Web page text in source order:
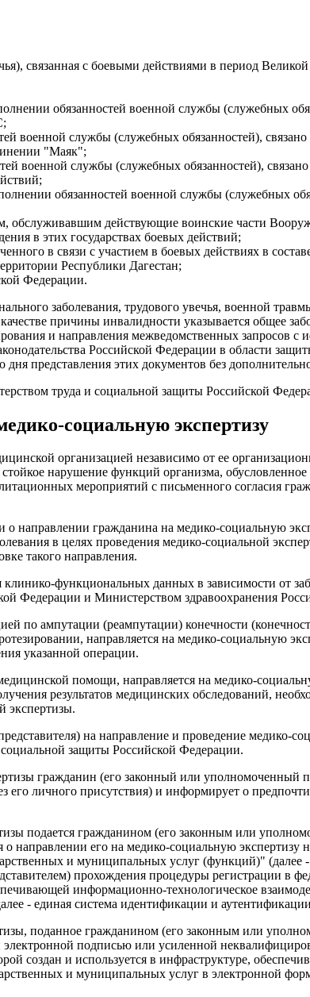
связанная с боевыми действиями в период
обязанностей военной службы (служебных
военной службы (служебных обязанностей),
"Маяк";
военной службы (служебных обязанностей),
обязанностей военной службы (служебных
обслуживавшим действующие воинские части
в этих государствах боевых действий;
в связи с участием в боевых действиях в
Республики Дагестан;
Федерации.
заболевания, трудового увечья, военной
причины инвалидности указывается общее
и направления межведомственных запросов с
Российской Федерации в области
представления этих документов без
труда и социальной защиты Российской
социальную экспертизу
организацией независимо от ее
нарушение функций организма,
мероприятий с письменного согласия
направлении гражданина на медико-социальную
в целях проведения медико-социальной
такого направления.
функциональных данных в зависимости от
Федерации и Министерством здравоохранения
по ампутации (реампутации) конечности
направляется на медико-социальную
указанной операции.
помощи, направляется на медико-
результатов медицинских обследований,
экспертизы.
на направление и проведение медико-
защиты Российской Федерации.
гражданин (его законный или уполномоченный
личного присутствия) и информирует о
подается гражданином (его законным или
направлении его на медико-социальную
и муниципальных услуг (функций)" (далее
прохождения процедуры регистрации в
информационно-технологическое
- единая система идентификации и
поданное гражданином (его законным или
подписью или усиленной
создан и используется в инфраструктуре,
и муниципальных услуг в электронной